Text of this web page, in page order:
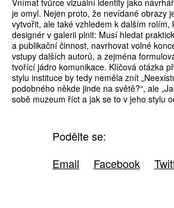
Vnímat tvůrce vizuální identity jako
je omyl. Nejen proto, že nevídané obrazy
vytvořit, ale také vzhledem k dalším rolím,
designér v galerii plnit: Musí hledat
a publikační činnost, navrhovat volné
vstupy dalších autorů, a zejména
tvořící jádro komunikace. Klíčová otázka
stylu instituce by tedy neměla znít
podobného někde jinde na světě?“, ale
sobě muzeum říct a jak se to v jeho stylu
Podělte se:
Email
Facebook